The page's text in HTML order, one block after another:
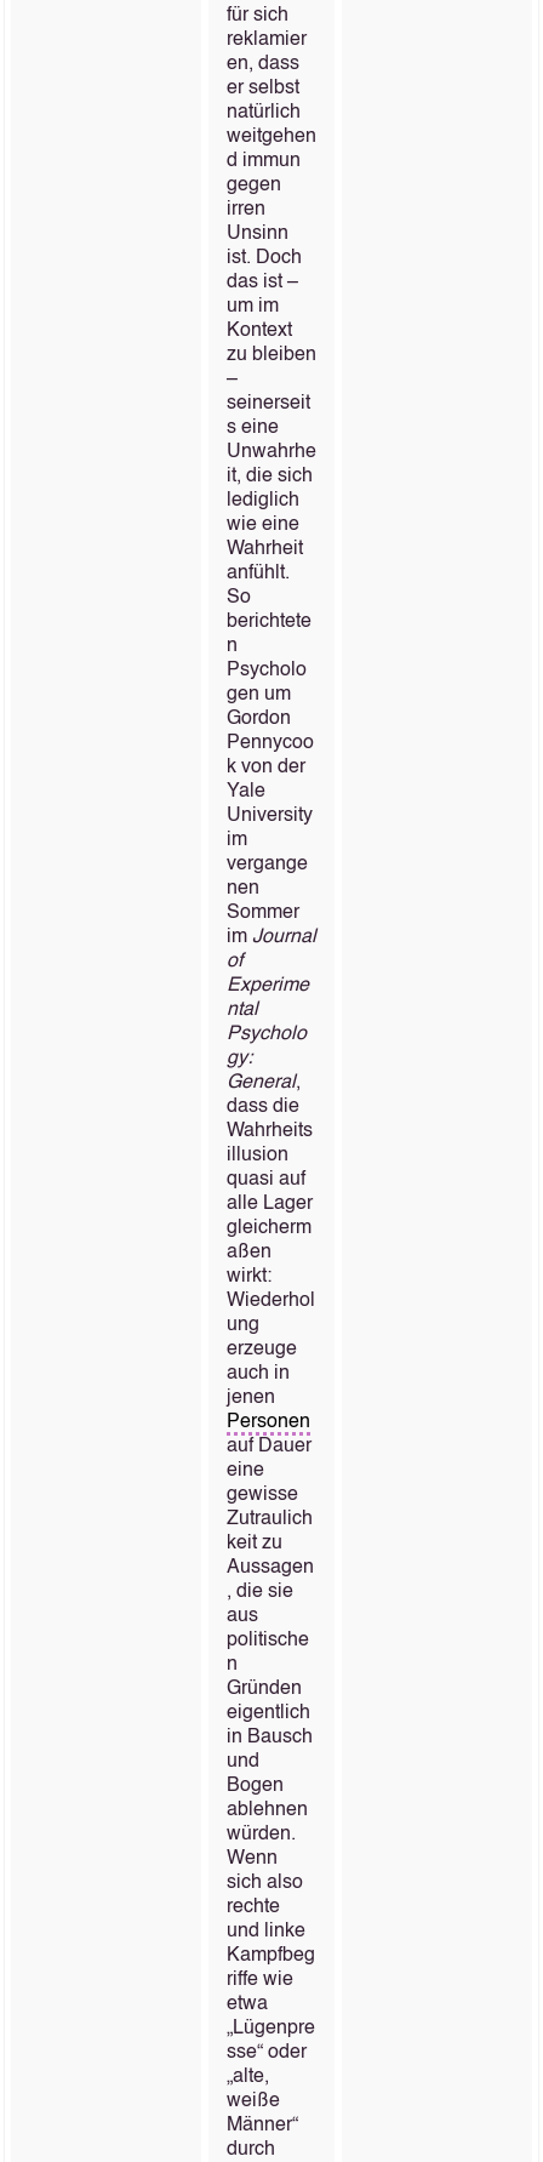
für sich
reklamier
en, dass
er selbst
natürlich
weitgehen
d immun
gegen
irren
Unsinn
ist. Doch
das ist –
um im
Kontext
zu bleiben
–
seinerseit
s eine
Unwahrhe
it, die sich
lediglich
wie eine
Wahrheit
anfühlt.
So
berichtete
n
Psycholo
gen um
Gordon
Pennycoo
k von der
Yale
University
im
vergange
nen
Sommer
im Journal
of
Experime
ntal
Psycholo
gy:
General,
dass die
Wahrheits
illusion
quasi auf
alle Lager
gleicherm
aßen
wirkt:
Wiederhol
ung
erzeuge
auch in
jenen
Personen
auf Dauer
eine
gewisse
Zutraulich
keit zu
Aussagen
, die sie
aus
politische
n
Gründen
eigentlich
in Bausch
und
Bogen
ablehnen
würden.
Wenn
sich also
rechte
und linke
Kampfbeg
riffe wie
etwa
„Lügenpre
sse“ oder
„alte,
weiße
Männer“
durch